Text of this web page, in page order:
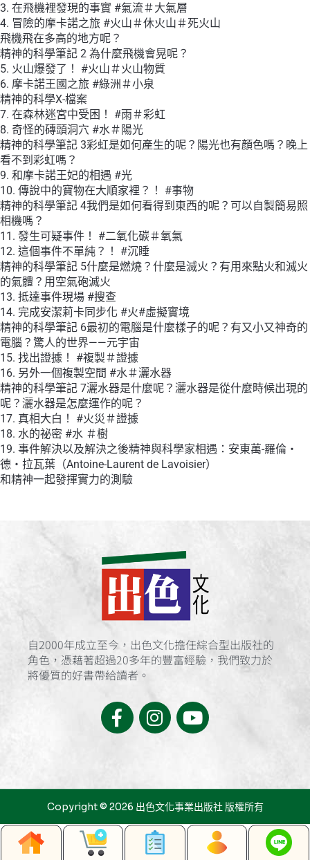
3. 在飛機裡發現的事實 #氣流＃大氣層
4. 冒險的摩卡諾之旅 #火山＃休火山＃死火山
飛機飛在多高的地方呢？
精神的科學筆記 2 為什麼飛機會晃呢？
5. 火山爆發了！ #火山＃火山物質
6. 摩卡諾王國之旅 #綠洲＃小泉
精神的科學X-檔案
7. 在森林迷宮中受困！ #雨＃彩虹
8. 奇怪的磚頭洞穴 #水＃陽光
精神的科學筆記 3彩虹是如何產生的呢？陽光也有顏色嗎？晚上
看不到彩虹嗎？
9. 和摩卡諾王妃的相遇 #光
10. 傳說中的寶物在大順家裡？！ #事物
精神的科學筆記 4我們是如何看得到東西的呢？可以自製簡易照
相機嗎？
11. 發生可疑事件！ #二氧化碳＃氧氣
12. 這個事件不單純？！ #沉睡
精神的科學筆記 5什麼是燃燒？什麼是滅火？有用來點火和滅火
的氣體？用空氣砲滅火
13. 抵達事件現場 #搜查
14. 完成安潔莉卡同步化 #火#虛擬實境
精神的科學筆記 6最初的電腦是什麼樣子的呢？有又小又神奇的
電腦？驚人的世界——元宇宙
15. 找出證據！ #複製＃證據
16. 另外一個複製空間 #水＃灑水器
精神的科學筆記 7灑水器是什麼呢？灑水器是從什麼時候出現的
呢？灑水器是怎麼運作的呢？
17. 真相大白！ #火災＃證據
18. 水的祕密 #水 ＃樹
19. 事件解決以及解決之後精神與科學家相遇：安東萬-羅倫・
德・拉瓦葉（Antoine-Laurent de Lavoisier）
和精神一起發揮實力的測驗
自2000年成立至今，出色文化擔任綜合型出版社的
角色，憑藉著超過20多年的豐富經驗，我們致力於
將優質的好書帶給讀者。
F
a
o
o
k
I
n
g
r
a
m
Y
o
b
e
Copyright © 2026 出色文化事業出版社 版權所有